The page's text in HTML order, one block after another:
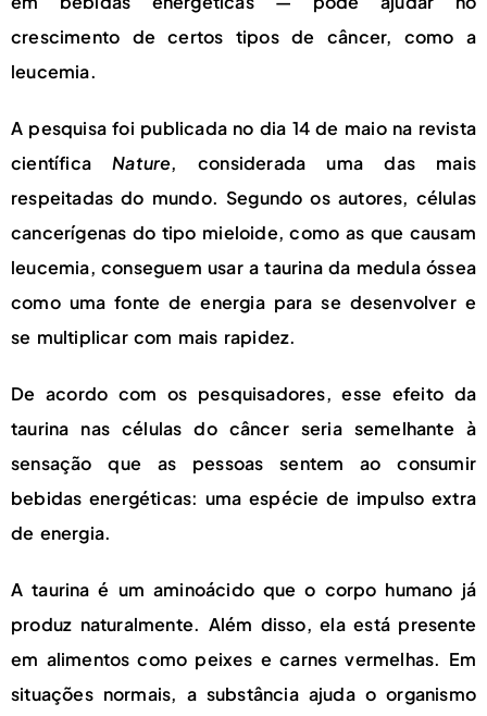
crescimento de certos tipos de câncer, como a
leucemia.
A pesquisa foi publicada no dia 14 de maio na revista
científicaNature, considerada uma das mais
respeitadas do mundo. Segundo os autores, células
cancerígenas do tipo mieloide, como as que causam
leucemia, conseguem usar a taurina da medula óssea
como uma fonte de energia para se desenvolver e
se multiplicar com mais rapidez.
De acordo com os pesquisadores, esse efeito da
taurina nas células do câncer seria semelhante à
sensação que as pessoas sentem ao consumir
bebidas energéticas: uma espécie de impulso extra
de energia.
A taurina é um aminoácido que o corpo humano já
produz naturalmente. Além disso, ela está presente
em alimentos como peixes e carnes vermelhas. Em
situações normais, a substância ajuda o organismo